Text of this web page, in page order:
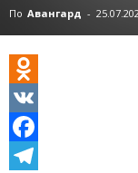
По Авангард -
Odnoklassniki
VK
Facebook